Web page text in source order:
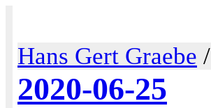
Hans Gert Graebe
2020-06-25